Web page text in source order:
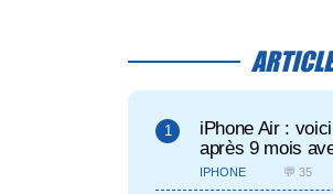
iPhone Air :
après 9 mois
IPHONE 💬 35